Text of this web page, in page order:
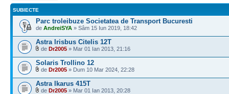
SUBIECTE
Parc troleibuze Societatea de Transport Bucuresti
de AndreiSYA » Sâm 15 Iun 2019, 18:42
Astra Irisbus Citelis 12T
de Dr2005 » Mar 01 Ian 2013, 21:16
Solaris Trollino 12
de Dr2005 » Dum 10 Mar 2024, 22:28
Astra Ikarus 415T
de Dr2005 » Mar 01 Ian 2013, 20:28